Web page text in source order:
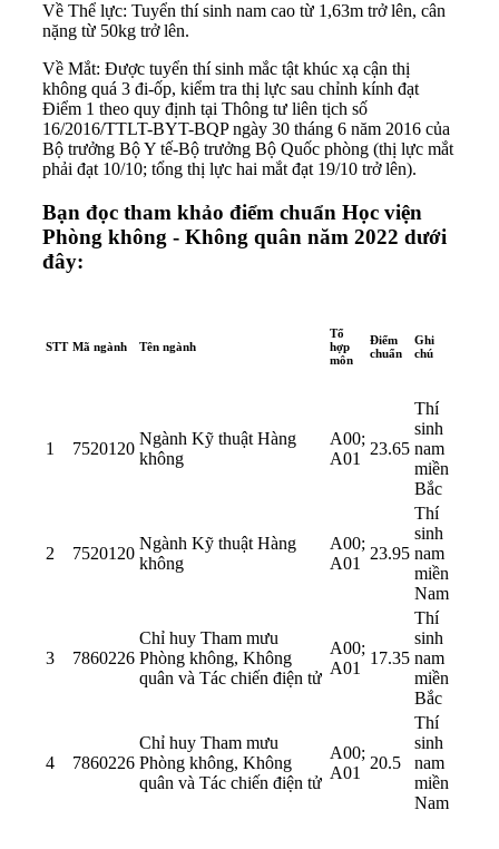
Về Thể lực: Tuyển thí sinh nam cao từ 1,63m trở lên, cân
nặng từ 50kg trở lên.
Về Mắt: Được tuyển thí sinh mắc tật khúc xạ cận thị
không quá 3 đi-ốp, kiểm tra thị lực sau chỉnh kính đạt
Điểm 1 theo quy định tại Thông tư liên tịch số
16/2016/TTLT-BYT-BQP ngày 30 tháng 6 năm 2016 của
Bộ trưởng Bộ Y tế-Bộ trưởng Bộ Quốc phòng (thị lực mắt
phải đạt 10/10; tổng thị lực hai mắt đạt 19/10 trở lên).
Bạn đọc tham khảo điểm chuẩn Học viện
Phòng không - Không quân năm 2022 dưới
đây:
STT Mã ngành Tên ngành
Tổ
hợp
môn
Điểm
chuẩn
Ghi
chú
1 7520120
Ngành Kỹ thuật Hàng
không
A00;
A01
23.65
Thí
sinh
nam
miền
Bắc
2 7520120
Ngành Kỹ thuật Hàng
không
A00;
A01
23.95
Thí
sinh
nam
miền
Nam
3 7860226
Chỉ huy Tham mưu
Phòng không, Không
quân và Tác chiến điện tử
A00;
A01
17.35
Thí
sinh
nam
miền
Bắc
4 7860226
Chỉ huy Tham mưu
Phòng không, Không
quân và Tác chiến điện tử
A00;
A01
20.5
Thí
sinh
nam
miền
Nam